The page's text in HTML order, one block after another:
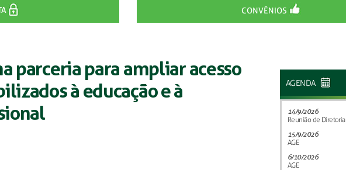
CONVÊNIOS
parceria para ampliar acesso
à educação e à
AGENDA
14/9/2026
Reunião de Diretoria
15/9/2026
AGE
6/10/2026
AGE